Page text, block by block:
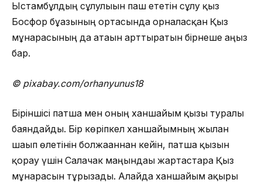
Ыстамбұлдың сұлулығын паш ететін сұлу қыз
Босфор бұғазының ортасында орналасқан Қыз
мұнарасының да атағын арттыратын бірнеше аңыз
бар.
© pixabay.com/orhanyunus18
Біріншісі патша мен оның ханшайым қызы туралы
баяндайды. Бір көріпкел ханшайымның жылан
шағып өлетінін болжағаннан кейін, патша қызын
қорғау үшін Салачак маңындағы жартастарға Қыз
мұнарасын тұрғызады. Алайда ханшайым ақыры